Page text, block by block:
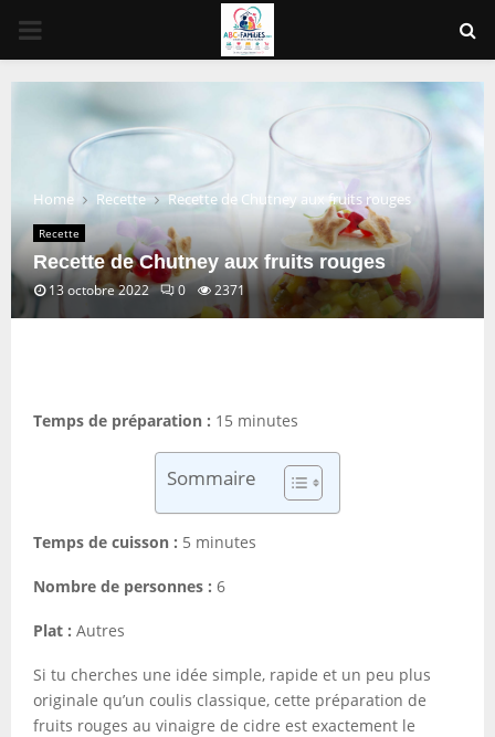
PRIMARY
MENU
Home Recette Recette de Chutney aux fruits rouges
Recette
Recette de Chutney aux fruits rouges
13 octobre 2022 0 2371
Temps de préparation : 15 minutes
Sommaire
Temps de cuisson : 5 minutes
Nombre de personnes : 6
Plat : Autres
Si tu cherches une idée simple, rapide et un peu plus
originale qu’un coulis classique, cette préparation de
fruits rouges au vinaigre de cidre est exactement le